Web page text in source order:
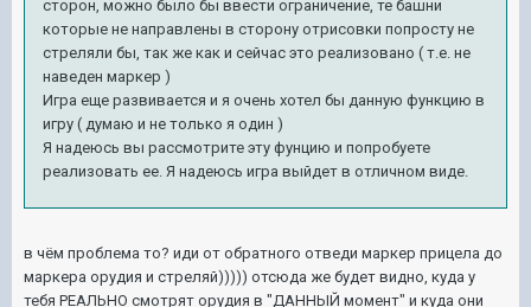
сторон, можно было бы ввести ограничение, те башни
которые не направлены в сторону отрисовки попросту не
стреляли бы, так же как и сейчас это реализовано ( т.е. не
наведен маркер )
Игра еще развивается и я очень хотел бы данную функцию в
игру ( думаю и не только я один )
Я надеюсь вы рассмотрите эту фунцию и попробуете
реализовать ее. Я надеюсь игра выйдет в отличном виде.
в чём проблема то? иди от обратного отведи маркер прицела до
маркера орудия и стреляй))))) отсюда же будет видно, куда у
тебя РЕАЛЬНО смотрят орудия в "ДАННЫЙ момент" и куда они